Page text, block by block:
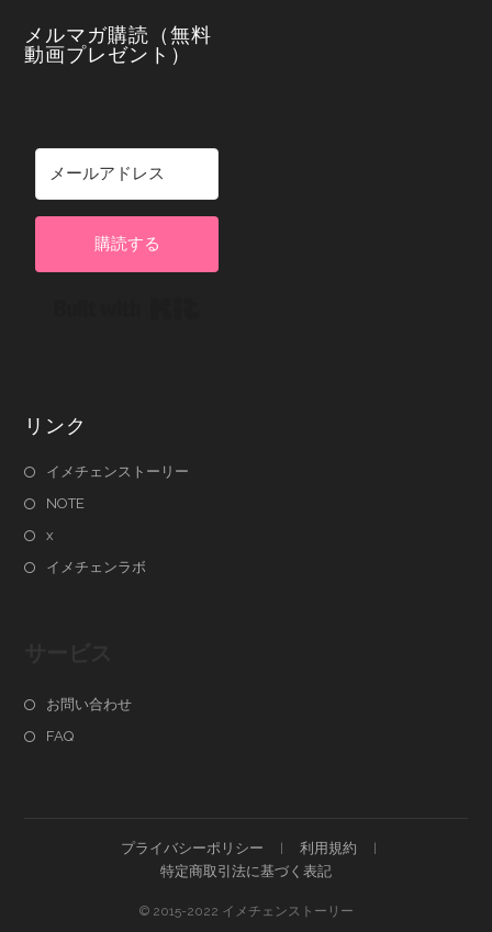
メルマガ購読（無料
動画プレゼント）
購読する
リンク
イメチェンストーリー
NOTE
x
イメチェンラボ
お問い合わせ
FAQ
プライバシーポリシー
利用規約
特定商取引法に基づく表記
© 2015-2022 イメチェンストーリー